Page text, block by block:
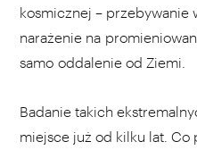
kosmicznej – przebywanie
narażenie na
samo oddalenie od Ziemi.
Badanie takich
miejsce już od kilku lat. Co